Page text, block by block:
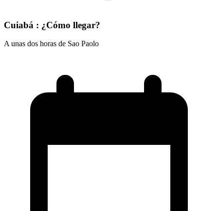
Cuiabá : ¿Cómo llegar?
A unas dos horas de Sao Paolo